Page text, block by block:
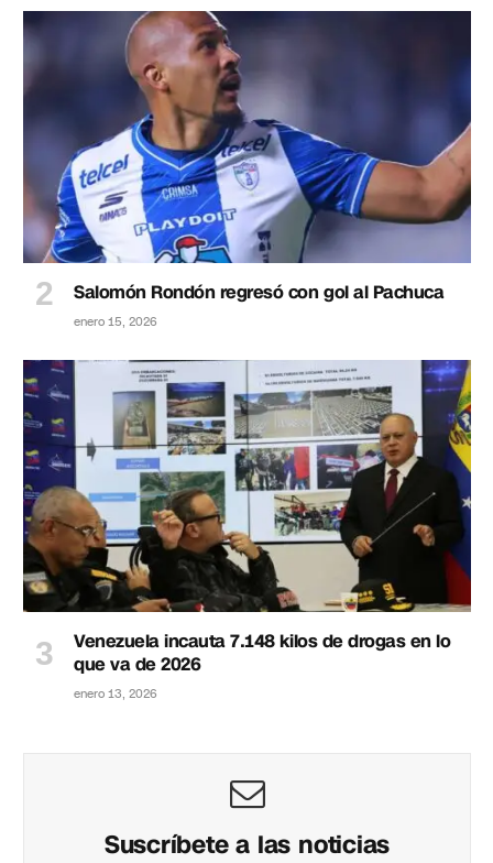
Salomón Rondón regresó con gol al Pachuca
enero 15, 2026
Venezuela incauta 7.148 kilos de drogas en lo
que va de 2026
enero 13, 2026
Suscríbete a las noticias